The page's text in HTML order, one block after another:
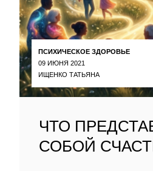
ПСИХИЧЕСКОЕ ЗДОРОВЬЕ
09 ИЮНЯ 2021
ИЩЕНКО ТАТЬЯНА
ЧТО
СОБОЙ